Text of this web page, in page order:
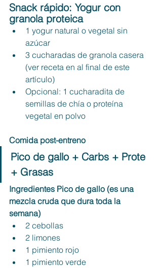
Snack rápido: Yogur con
granola proteica
1 yogur natural o vegetal sin
azúcar
3 cucharadas de granola casera
(ver receta en al final de este
artículo)
Opcional: 1 cucharadita de
semillas de chía o proteína
vegetal en polvo
Comida post-entreno
Pico de gallo + Carbs + Prote
+ Grasas
Ingredientes Pico de gallo (es una
mezcla cruda que dura toda la
semana)
2 cebollas
2 limones
1 pimiento rojo
1 pimiento verde